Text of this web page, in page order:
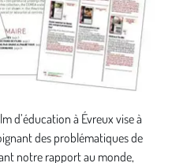
d’éducation à Évreux vise à
des problématiques de
notre rapport au monde,